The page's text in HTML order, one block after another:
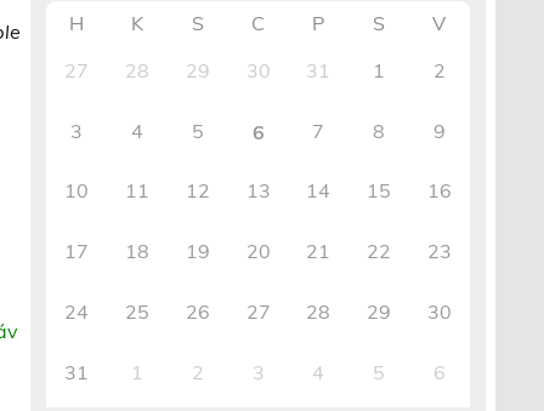
H K S C P S
V
27
28 29 30 31 1 2
3 4 5 6 7 8 9
10 11 12 13 14 15 16
17 18 19 20 21 22 23
24 25 26 27 28 29 30
31 1 2 3 4 5 6